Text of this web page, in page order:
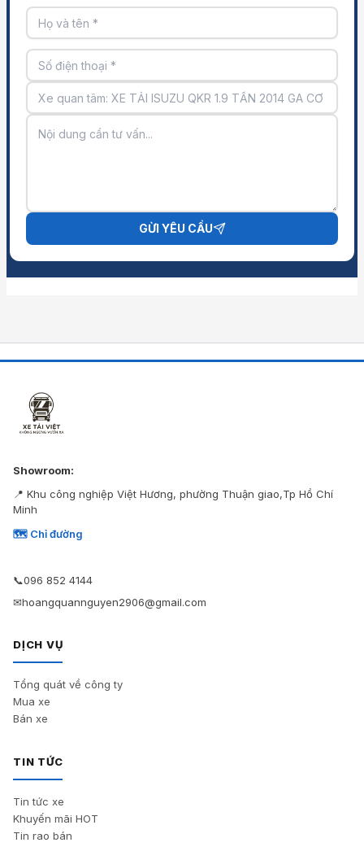
GỪI YÊU CẦU
Showroom:
📍 Khu công nghiệp Việt Hương, phường Thuận giao,Tp Hồ Chí
Minh
🗺 Chỉ đường
📞096 852 4144
✉hoangquannguyen2906@gmail.com
DỊCH VỤ
Tổng quát về công ty
Mua xe
Bán xe
TIN TỨC
Tin tức xe
Khuyến mãi HOT
Tin rao bán